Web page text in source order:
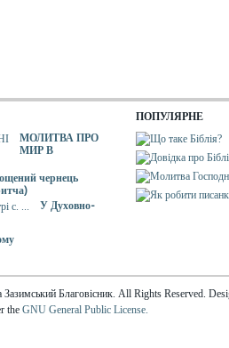
МОЛИТВА ПРО
МИР В
чернець
У Духовно-
ПОПУЛЯРНЕ
Благовісник. All Rights Reserved.
the GNU General Public License.